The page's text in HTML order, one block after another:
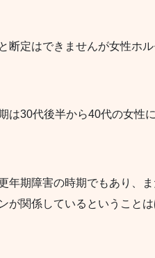
断定はできませんが女性ホ
は30代後半から40代の女性に
年期障害の時期でもあり、
が関係している ということ